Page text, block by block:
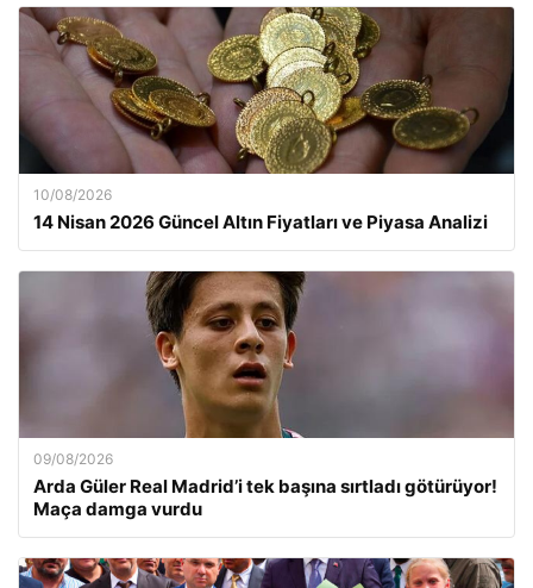
10/08/2026
14 Nisan 2026 Güncel Altın Fiyatları ve Piyasa Analizi
09/08/2026
Arda Güler Real Madrid’i tek başına sırtladı götürüyor!
Maça damga vurdu